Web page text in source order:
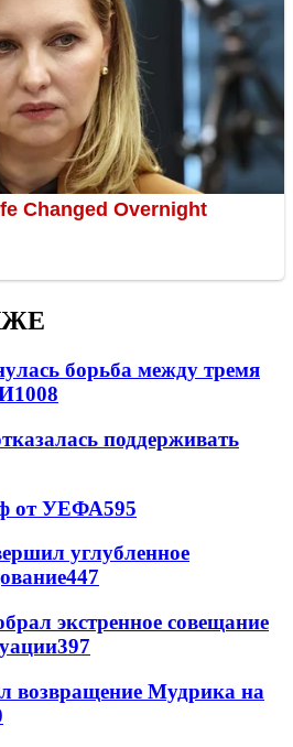
борьба между тремя
1008
поддерживать
от УЕФА595
углубленное
447
экстренное совещание
397
возвращение Мудрика на